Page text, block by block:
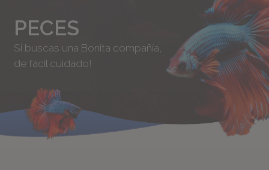
Si buscas una Bonita compañía,
de fácil cuidado!
PECES